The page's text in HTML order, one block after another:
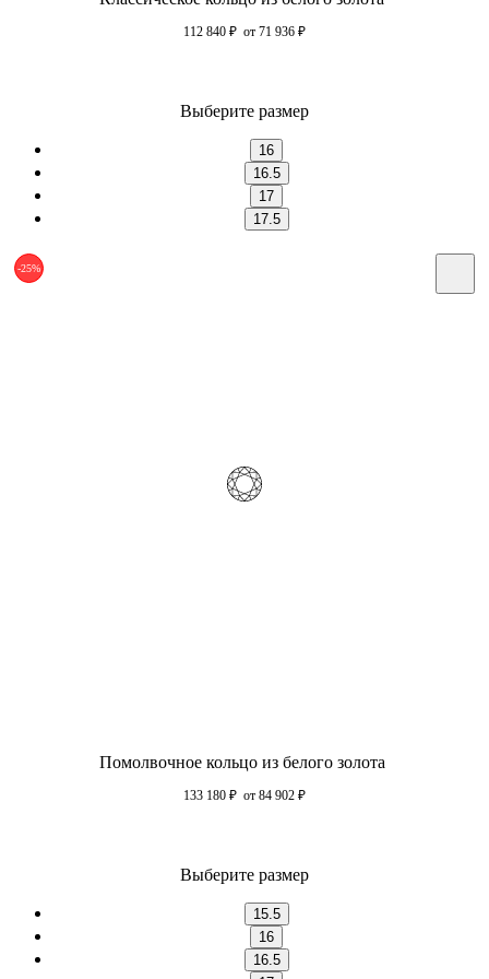
112 840 ₽ от 71 936 ₽
Выберите размер
16
16.5
17
17.5
-25%
Помолвочное кольцо из белого золота
133 180 ₽ от 84 902 ₽
Выберите размер
15.5
16
16.5